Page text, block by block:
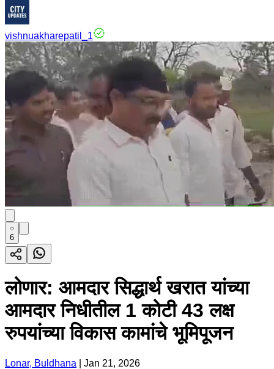
vishnuakharepatil_1
6
लोणार: आमदार सिद्धार्थ खरात यांच्या
आमदार निधीतील 1 कोटी 43 लक्ष
रुपयांच्या विकास कामांचे भूमिपूजन
Lonar, Buldhana Jan 21, 2026